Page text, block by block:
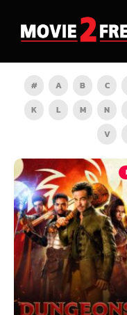
# A B C
K
L M N
V
HD